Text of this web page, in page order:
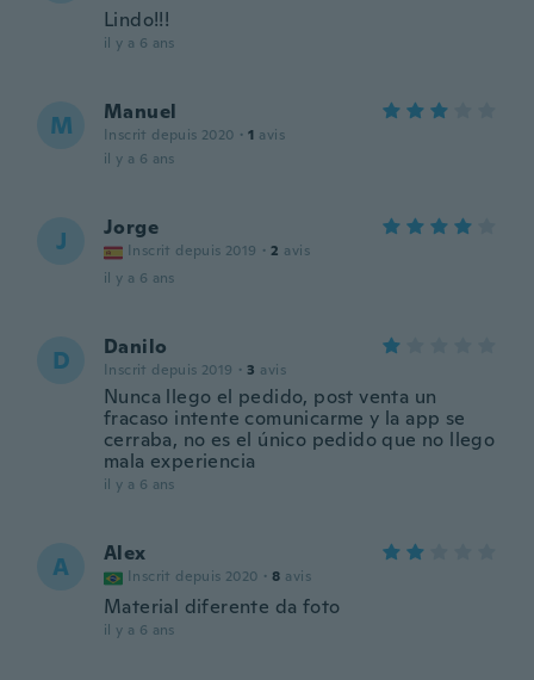
Lindo!!!
il y a 6 ans
M Manuel
Inscrit depuis 2020 · 1 avis
il y a 6 ans
J Jorge
Inscrit depuis 2019 · 2 avis
il y a 6 ans
D Danilo
Inscrit depuis 2019 · 3 avis
Nunca llego el pedido, post venta un
fracaso intente comunicarme y la app se
cerraba, no es el único pedido que no llego
mala experiencia
il y a 6 ans
A Alex
Inscrit depuis 2020 · 8 avis
Material diferente da foto
il y a 6 ans